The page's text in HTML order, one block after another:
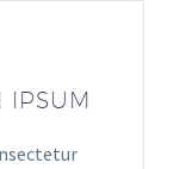
IPSUM